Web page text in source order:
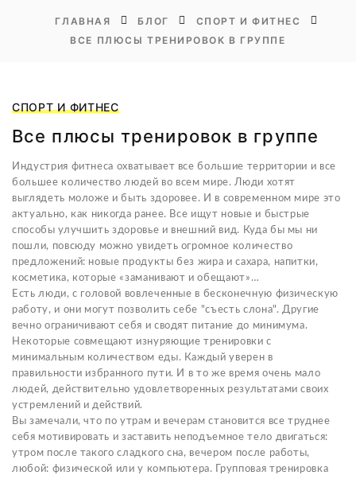
ГЛАВНАЯ БЛОГ
СПОРТ И ФИТНЕС
ВСЕ ПЛЮСЫ ТРЕНИРОВОК В ГРУППЕ
СПОРТ И ФИТНЕС
Все плюсы тренировок в группе
Индустрия фитнеса охватывает все большие территории и все
большее количество людей во всем мире. Люди хотят
выглядеть моложе и быть здоровее. И в современном мире это
актуально, как никогда ранее. Все ищут новые и быстрые
способы улучшить здоровье и внешний вид. Куда бы мы ни
пошли, повсюду можно увидеть огромное количество
предложений: новые продукты без жира и сахара, напитки,
косметика, которые «заманивают и обещают»…
Есть люди, с головой вовлеченные в бесконечную физическую
работу, и они могут позволить себе "съесть слона". Другие
вечно ограничивают себя и сводят питание до минимума.
Некоторые совмещают изнуряющие тренировки с
минимальным количеством еды. Каждый уверен в
правильности избранного пути. И в то же время очень мало
людей, действительно удовлетворенных результатами своих
устремлений и действий.
Вы замечали, что по утрам и вечерам становится все труднее
себя мотивировать и заставить неподъемное тело двигаться:
утром после такого сладкого сна, вечером после работы,
любой: физической или у компьютера. Групповая тренировка